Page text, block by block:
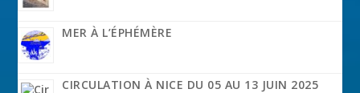
MER À L’ÉPHÉMÈRE
CIRCULATION À NICE DU 05 AU 13 JUIN 2025